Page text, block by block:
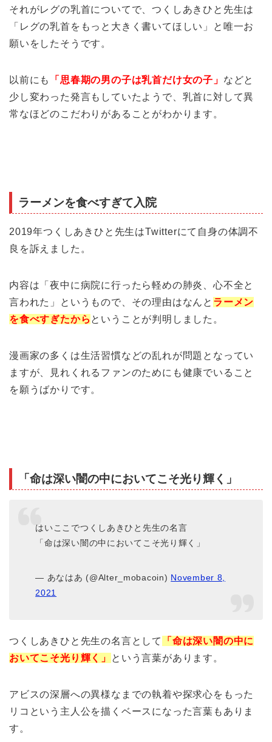
それがレグの乳首についてで、つくしあきひと先生は
「レグの乳首をもっと大きく書いてほしい」と唯一お
願いをしたそうです。
以前にも 「思春期の男の子は乳首だけ女の子」 などと
少し変わった発言もしていたようで、乳首に対して異
常なほどのこだわりがあることがわかります。
ラーメンを食べすぎて入院
2019年つくしあきひと先生はTwitterにて自身の体調不
良を訴えました。
内容は「夜中に病院に行ったら軽めの肺炎、心不全と
言われた」というもので、その理由はなんと ラーメン
を食べすぎたから ということが判明しました。
漫画家の多くは生活習慣などの乱れが問題となってい
ますが、見れくれるファンのためにも健康でいること
を願うばかりです。
「命は深い闇の中においてこそ光り輝く」
はいここでつくしあきひと先生の名言
「命は深い闇の中においてこそ光り輝く」
— あなはあ (@Alter_mobacoin) November 8,
2021
つくしあきひと先生の名言として
「命は深い闇の中に
おいてこそ光り輝く」
という言葉があります。
アビスの深層への異様なまでの執着や探求心をもった
リコという主人公を描くベースになった言葉もありま
す。